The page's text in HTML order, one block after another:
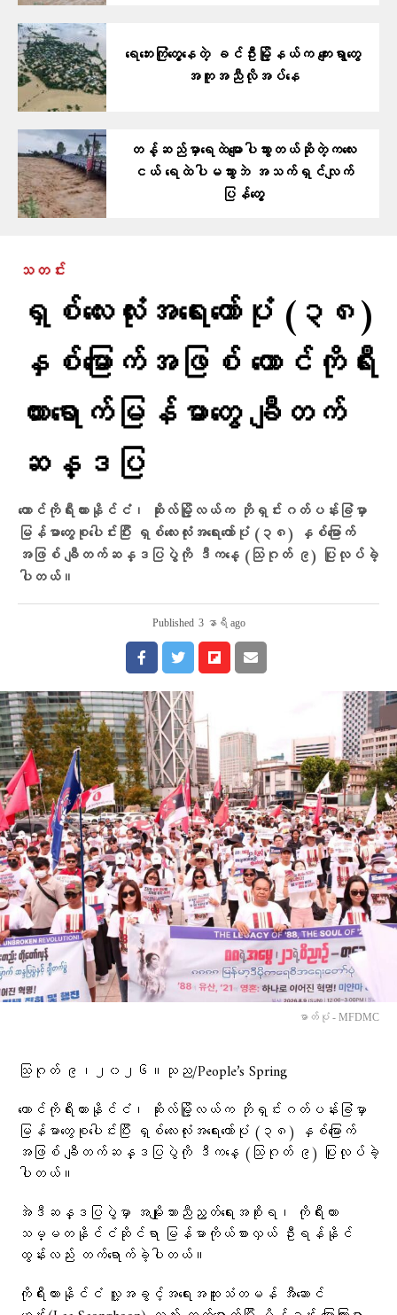
ရေဘေးကြုံတွေ့နေတဲ့ ခင်ဦးမြို့နယ်က ကျေးရွာတွေ
အကူအညီလိုအပ်နေ
တန့်ဆည်မှာ​ရေထဲ​မျောပါသွားတယ်ဆိုတဲ့ကလေး
ငယ် ရေထဲပါမသွားဘဲ အသက်ရှင်လျက်
ပြန်​တွေ့
သတင်း
ရှစ်လေးလုံးအရေးတော်ပုံ (၃၈)
နှစ်မြောက်အဖြစ် တောင်ကိုရီး
ယားရောက်မြန်မာတွေ ချီတက်
ဆန္ဒပြ
တောင်ကိုရီးယားနိုင်ငံ၊ ဆိုးလ်မြို့လယ်က ဘိုရှင်းဂတ်ပန်းခြံမှာ
မြန်မာတွေစုပေါင်းပြီး ရှစ်လေးလုံးအရေးတော်ပုံ (၃၈) နှစ်မြောက်
အဖြစ် ချီတက်ဆန္ဒပြပွဲကို ဒီကနေ့ (သြဂုတ် ၉) ပြုလုပ်ခဲ့
ပါတယ်။
Published 3 နာရီ ago
ဓာတ်ပုံ - MFDMC
သြဂုတ် ၉၊၂၀၂၆။သုည/People’s Spring
တောင်ကိုရီးယားနိုင်ငံ၊ ဆိုးလ်မြို့လယ်က ဘိုရှင်းဂတ်ပန်းခြံမှာ
မြန်မာတွေစုပေါင်းပြီး ရှစ်လေးလုံးအရေးတော်ပုံ (၃၈) နှစ်မြောက်
အဖြစ် ချီတက်ဆန္ဒပြပွဲကို ဒီကနေ့ (သြဂုတ် ၉) ပြုလုပ်ခဲ့
ပါတယ်။
အဲဒီဆန္ဒပြပွဲမှာ အမျိုးသားညီညွတ်ရေးအစိုးရ၊ ကိုရီးယား
သမ္မတနိုင်ငံဆိုင်ရာ မြန်မာကိုယ်စားလှယ် ဦးရန်နိုင်
ထွန်းလည်း တက်ရောက်ခဲ့ပါတယ်။
ကိုရီးယားနိုင်ငံ လူ့အခွင့်အရေးအထူးသံတမန် အီဆောင်